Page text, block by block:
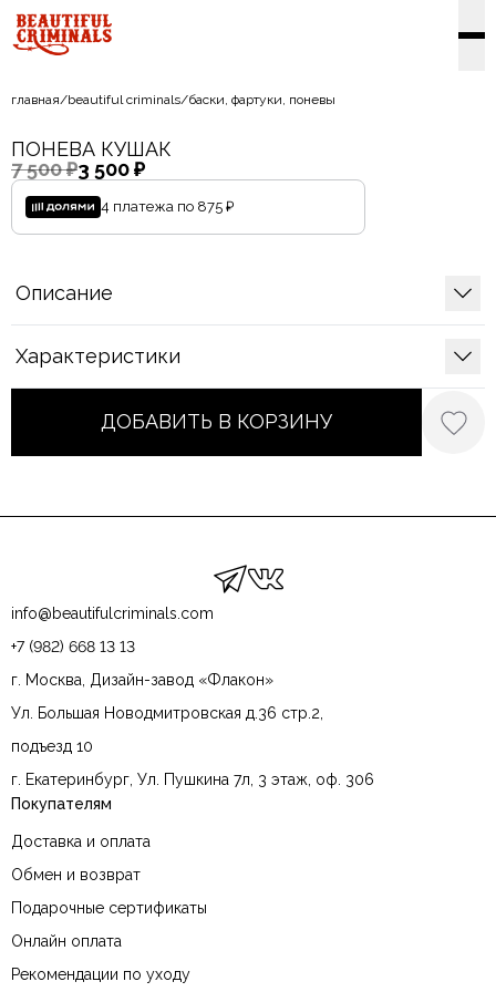
главная/beautiful criminals/баски, фартуки, поневы
ПОНЕВА КУШАК
7 500 ₽3 500 ₽
4 платежа по 875 ₽
Описание
Характеристики
ДОБАВИТЬ В КОРЗИНУ
info@beautifulcriminals.com
+7 (982) 668 13 13
г. Москва, Дизайн-завод «Флакон»
Ул. Большая Новодмитровская д.36 стр.2,
подъезд 10
г. Екатеринбург, Ул. Пушкина 7л, 3 этаж, оф. 306
Покупателям
Доставка и оплата
Обмен и возврат
Подарочные сертификаты
Онлайн оплата
Рекомендации по уходу